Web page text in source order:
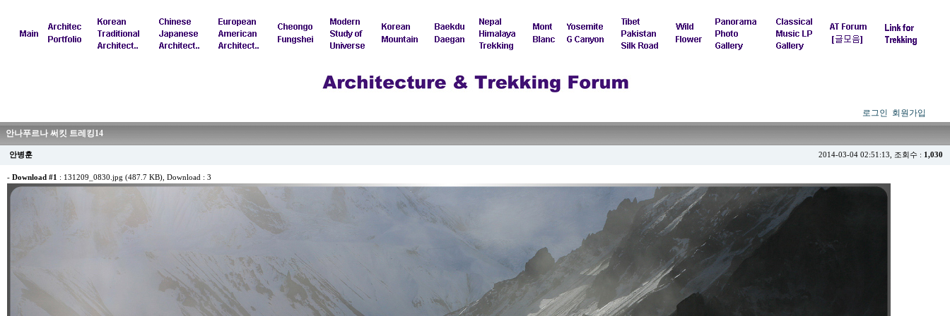
로그인 회원가입
안나푸르나 써킷 트레킹14
안병훈 2014-03-04 02:51:13, 조회수 : 1,030
- Download #1 : 131209_0830.jpg (487.7 KB) , Download : 3